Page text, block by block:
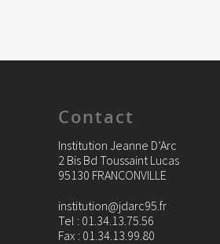
Contact
Institution Jeanne D’Arc
2 Bis Bd Toussaint Lucas
95130 FRANCONVILLE
institution@jdarc95.fr
Tel : 01.34.13.75.56
Fax : 01.34.13.99.80